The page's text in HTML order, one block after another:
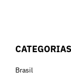
CATEGORIAS
Brasil